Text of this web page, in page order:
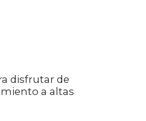
disfrutar de
a altas